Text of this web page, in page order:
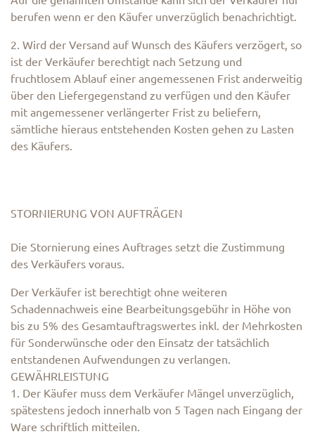
berufen wenn er den Käufer unverzüglich benachrichtigt.
2. Wird der Versand auf Wunsch des Käufers verzögert, so
ist der Verkäufer berechtigt nach Setzung und
fruchtlosem Ablauf einer angemessenen Frist anderweitig
über den Liefergegenstand zu verfügen und den Käufer
mit angemessener verlängerter Frist zu beliefern,
sämtliche hieraus entstehenden Kosten gehen zu Lasten
des Käufers.
STORNIERUNG VON AUFTRÄGEN
Die Stornierung eines Auftrages setzt die Zustimmung
des Verkäufers voraus.
Der Verkäufer ist berechtigt ohne weiteren
Schadennachweis eine Bearbeitungsgebühr in Höhe von
bis zu 5% des Gesamtauftragswertes inkl. der Mehrkosten
für Sonderwünsche oder den Einsatz der tatsächlich
entstandenen Aufwendungen zu verlangen.
GEWÄHRLEISTUNG
1. Der Käufer muss dem Verkäufer Mängel unverzüglich,
spätestens jedoch innerhalb von 5 Tagen nach Eingang der
Ware schriftlich mitteilen.